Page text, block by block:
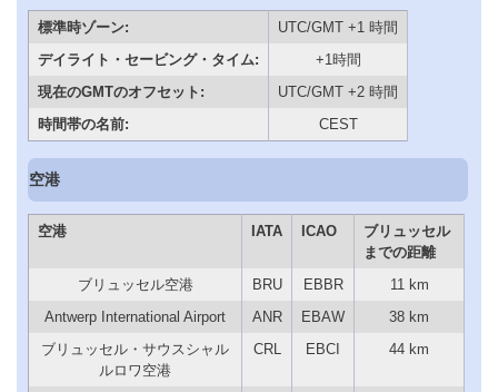
標準時ゾーン:
UTC/GMT +1 時間
デイライト・セービング・タイム:
+1時間
現在のGMTのオフセット:
UTC/GMT +2 時間
時間帯の名前:
CEST
空港
空港 IATA ICAO
ブリュッセル
までの距離
ブリュッセル空港
BRU EBBR
11 km
Antwerp International Airport
ANR EBAW
38 km
ブリュッセル・サウスシャル
ルロワ空港
CRL EBCI 44 km